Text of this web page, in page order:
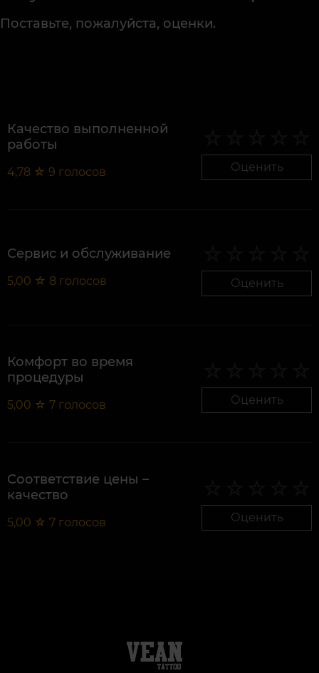
Поставьте, пожалуйста, оценки.
Качество выполненной
работы
4,78 ☆ 9 голосов Оценить
Сервис и обслуживание
5,00 ☆ 8 голосов Оценить
Комфорт во время
процедуры
5,00 ☆ 7 голосов Оценить
Соответствие цены –
качество
5,00 ☆ 7 голосов Оценить